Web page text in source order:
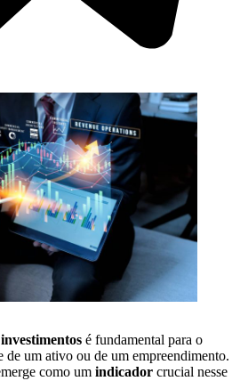
investimentos é fundamental para o
de um ativo ou de um empreendimento.
como um indicador crucial nesse